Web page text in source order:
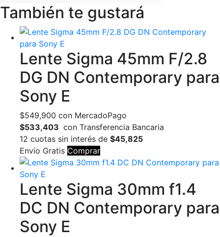
También te gustará
Lente Sigma 45mm F/2.8
DG DN Contemporary para
Sony E
$549,900 con MercadoPago
$533,403 con Transferencia Bancaria
12 cuotas sin interés de $45,825
Envío Gratis Comprar
Lente Sigma 30mm f1.4
DC DN Contemporary para
Sony E